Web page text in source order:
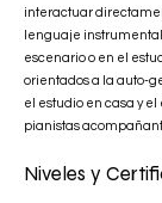
interactuar
lenguaje
escenario o en el
orientados a la auto-
el estudio en casa y el
pianistas
Niveles y